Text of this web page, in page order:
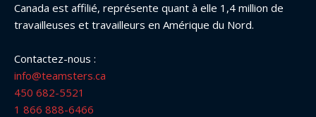
Canada est affilié, représente quant à elle 1,4 million de
travailleuses et travailleurs en Amérique du Nord.
Contactez-nous :
info@teamsters.ca
450 682-5521
1 866 888-6466